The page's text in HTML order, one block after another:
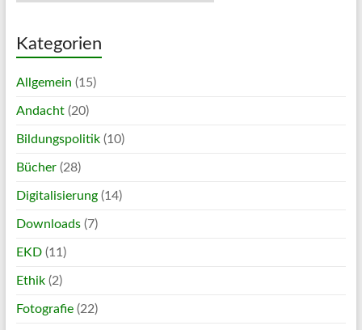
Kategorien
Allgemein (15)
Andacht(20)
Bildungspolitik(10)
Bücher(28)
Digitalisierung(14)
Downloads(7)
EKD(11)
Ethik(2)
Fotografie(22)